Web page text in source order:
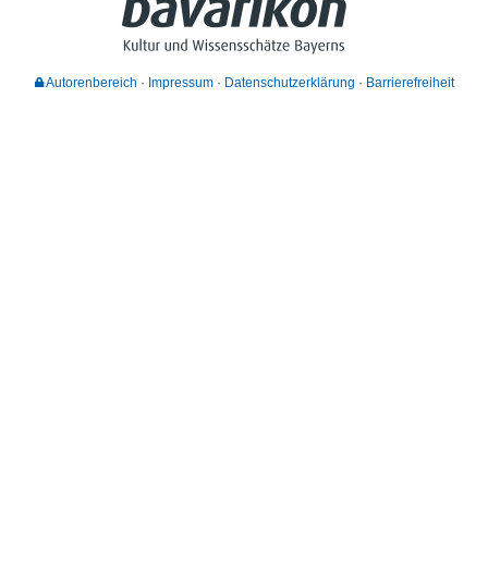
Autorenbereich Impressum Datenschutzerklärung Barrierefreiheit